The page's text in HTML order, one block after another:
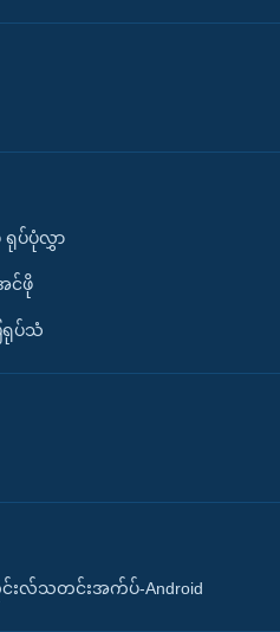
ရုပ်ပုံလွှာ
င်ဖို
ရုပ်သံ
လ်သတင်းအက်ပ်-Android